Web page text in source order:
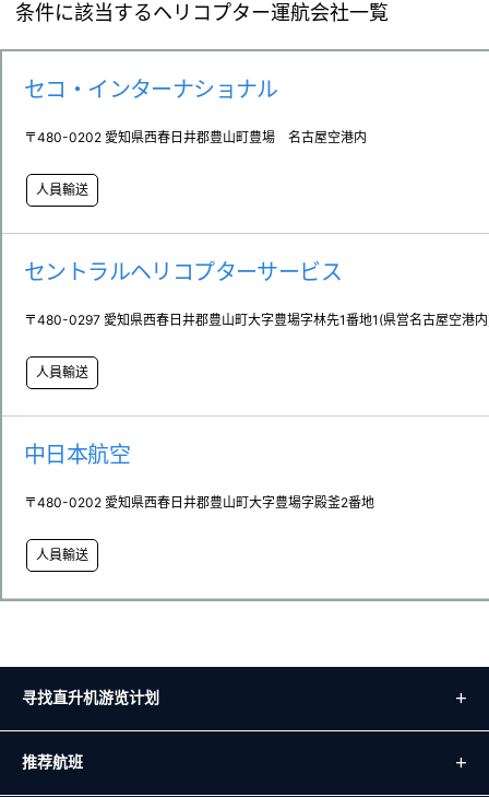
条件に該当するヘリコプター運航会社一覧
セコ・インターナショナル
〒480-0202 愛知県西春日井郡豊山町豊場 名古屋空港内
人員輸送
セントラルヘリコプターサービス
〒480-0297 愛知県西春日井郡豊山町大字豊場字林先1番地1(県営名古屋空港
人員輸送
中日本航空
〒480-0202 愛知県西春日井郡豊山町大字豊場字殿釜2番地
人員輸送
寻找直升机游览计划
推荐航班